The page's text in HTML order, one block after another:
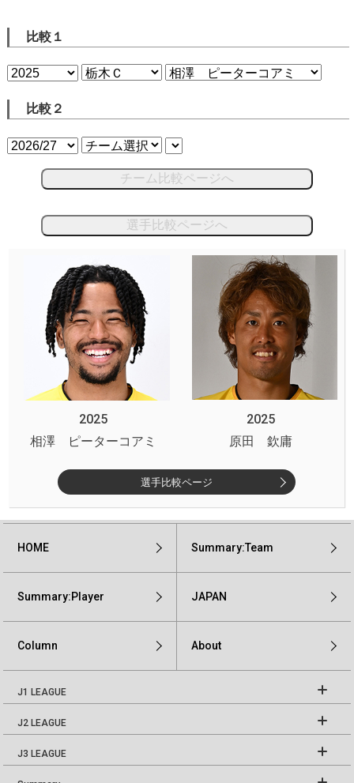
比較１
比較２
チーム比較ページへ
選手比較ページへ
2025
2025
相澤 ピーターコアミ
原田 欽庸
選手比較ページ
HOME Summary:Team
Summary:Player JAPAN
Column About
J1 LEAGUE
J2 LEAGUE
J3 LEAGUE